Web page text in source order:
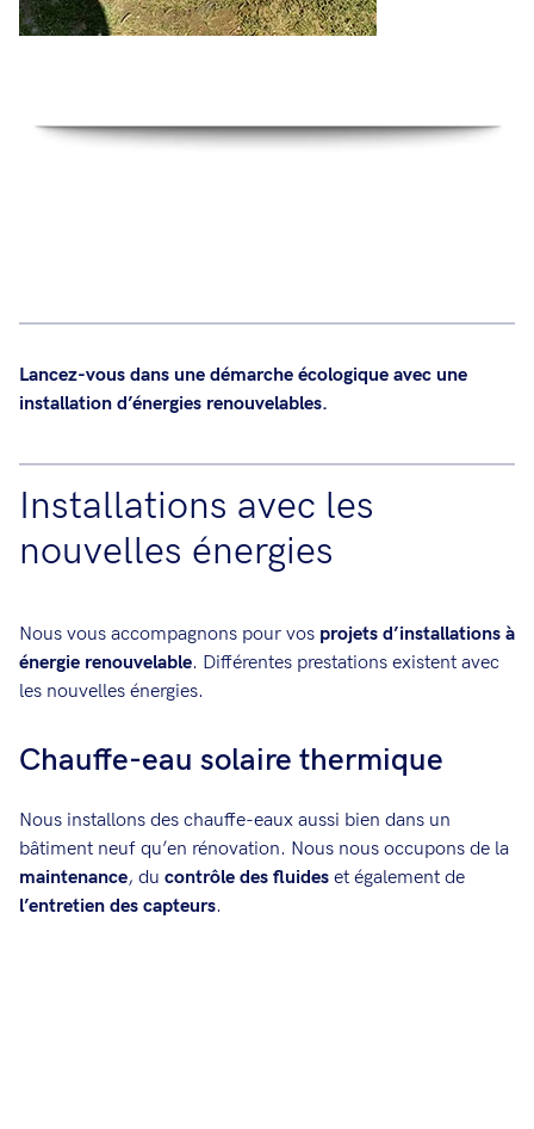
Lancez-vous dans une démarche écologique avec une
installation d’énergies renouvelables.
Installations avec les
nouvelles énergies
Nous vous accompagnons pour vos projets d’installations à
énergie renouvelable. Différentes prestations existent avec
les nouvelles énergies.
Chauffe-eau solaire thermique
Nous installons des chauffe-eaux aussi bien dans un
bâtiment neuf qu’en rénovation. Nous nous occupons de la
maintenance, du contrôle des fluides et également de
l’entretien des capteurs.